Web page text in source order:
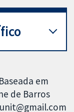
em
de Barros